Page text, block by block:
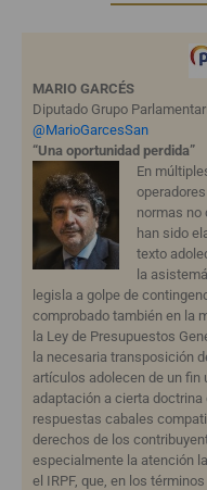
MARIO GARCÉS
Diputado Grupo
@MarioGarcesSan
“Una oportunidad perdida”
En
normas no
han sido
texto
la
legisla a golpe de
comprobado también en la
la Ley de Presupuestos
la necesaria transposición
artículos adolecen de un fin
adaptación a cierta
respuestas cabales
derechos de los
especialmente la atención
el IRPF, que, en los